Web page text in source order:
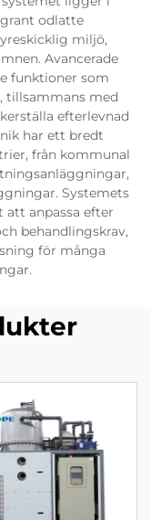
odlatte
miljö,
Avancerade
funktioner som
tillsammans med
efterlevnad
har ett bredt
från kommunal
Systemets
anpassa efter
behandlingskrav,
för många